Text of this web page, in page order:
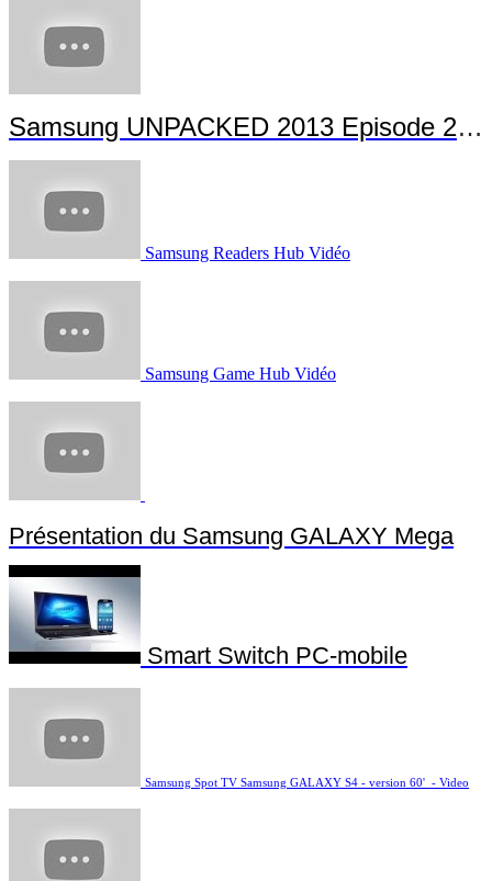
Samsung UNPACKED 2013 Episode 2 Highlights
Samsung Readers Hub Vidéo
Samsung Game Hub Vidéo
Présentation du Samsung GALAXY Mega
Smart Switch PC-mobile
Samsung Spot TV Samsung GALAXY S4 - version 60' - Video